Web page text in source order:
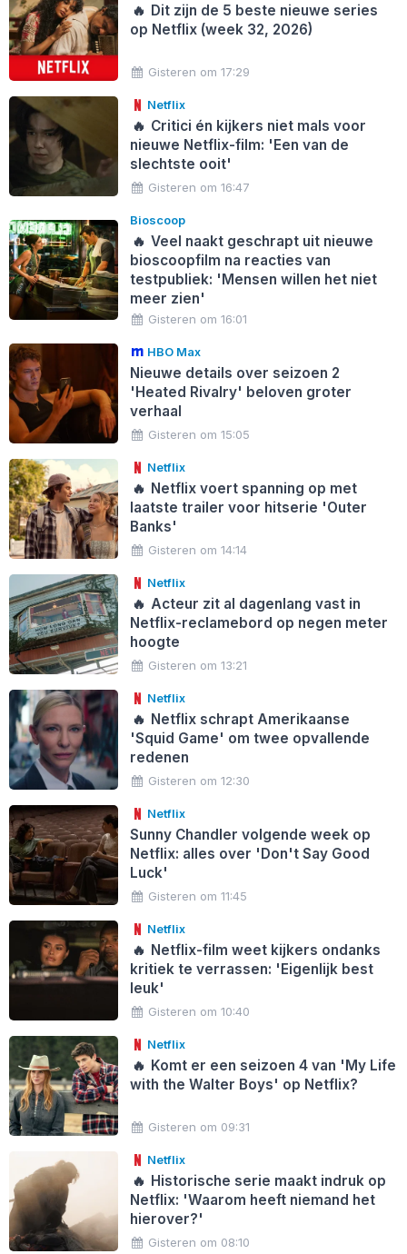
🔥 Dit zijn de 5 beste nieuwe series
op Netflix (week 32, 2026)
Gisteren om 17:29
Netflix
🔥 Critici én kijkers niet mals voor
nieuwe Netflix-film: 'Een van de
slechtste ooit'
Gisteren om 16:47
Bioscoop
🔥 Veel naakt geschrapt uit nieuwe
bioscoopfilm na reacties van
testpubliek: 'Mensen willen het niet
meer zien'
Gisteren om 16:01
HBO Max
Nieuwe details over seizoen 2
'Heated Rivalry' beloven groter
verhaal
Gisteren om 15:05
Netflix
🔥 Netflix voert spanning op met
laatste trailer voor hitserie 'Outer
Banks'
Gisteren om 14:14
Netflix
🔥 Acteur zit al dagenlang vast in
Netflix-reclamebord op negen meter
hoogte
Gisteren om 13:21
Netflix
🔥 Netflix schrapt Amerikaanse
'Squid Game' om twee opvallende
redenen
Gisteren om 12:30
Netflix
Sunny Chandler volgende week op
Netflix: alles over 'Don't Say Good
Luck'
Gisteren om 11:45
Netflix
🔥 Netflix-film weet kijkers ondanks
kritiek te verrassen: 'Eigenlijk best
leuk'
Gisteren om 10:40
Netflix
🔥 Komt er een seizoen 4 van 'My Life
with the Walter Boys' op Netflix?
Gisteren om 09:31
Netflix
🔥 Historische serie maakt indruk op
Netflix: 'Waarom heeft niemand het
hierover?'
Gisteren om 08:10